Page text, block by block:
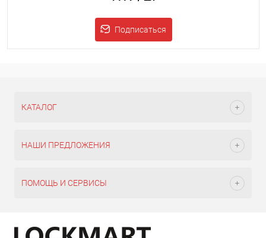
Подписаться
КАТАЛОГ
НАШИ ПРЕДЛОЖЕНИЯ
ПОМОЩЬ И СЕРВИСЫ